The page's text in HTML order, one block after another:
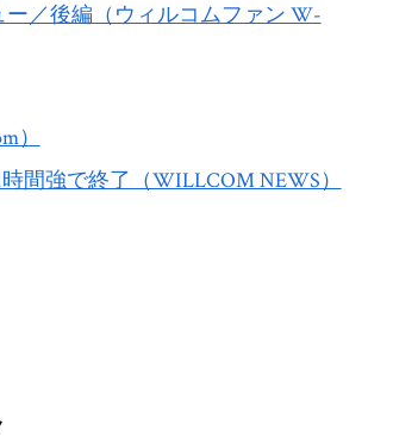
／後編（ウィルコムファン W-
）
間強で終了（WILLCOM NEWS）